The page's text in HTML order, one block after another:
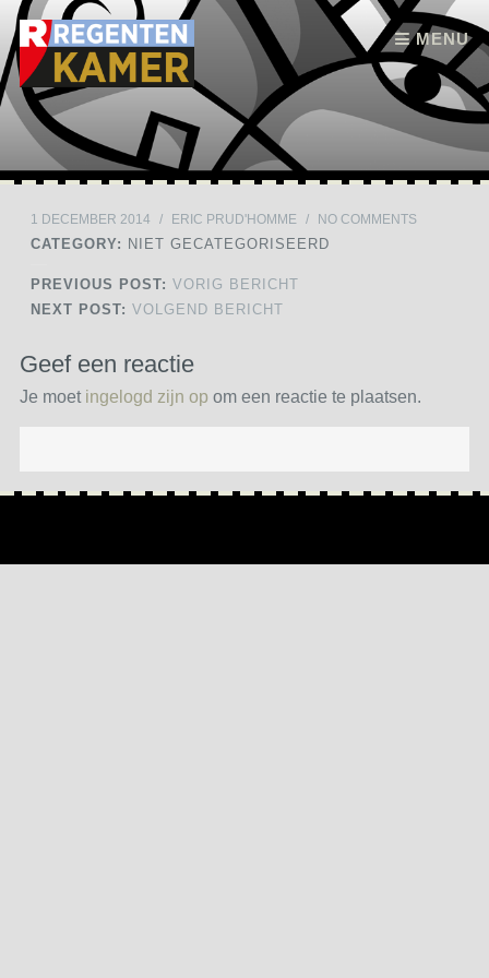
MENU
Skip to content
1 DECEMBER 2014 / ERIC PRUD'HOMME / NO COMMENTS
CATEGORY: NIET GECATEGORISEERD
PREVIOUS POST: VORIG BERICHT
NEXT POST: VOLGEND BERICHT
Geef een reactie
Je moet ingelogd zijn op om een reactie te plaatsen.